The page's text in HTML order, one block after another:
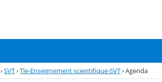
›SVT›Tle-Enseignement scientifique-SVT›Agenda